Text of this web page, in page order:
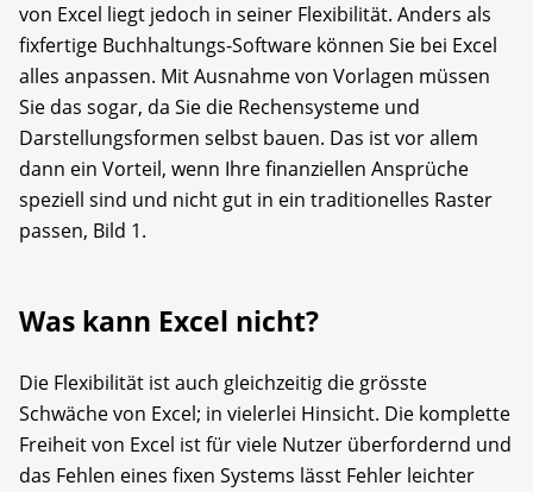
von Excel liegt jedoch in seiner Flexibilität. Anders als
fixfertige Buchhaltungs-Software können Sie bei Excel
alles anpassen. Mit Ausnahme von Vorlagen müssen
Sie das sogar, da Sie die Rechensysteme und
Darstellungsformen selbst bauen. Das ist vor allem
dann ein Vorteil, wenn Ihre finanziellen Ansprüche
speziell sind und nicht gut in ein traditionelles Raster
passen, Bild 1.
Was kann Excel nicht?
Die Flexibilität ist auch gleichzeitig die grösste
Schwäche von Excel; in vielerlei Hinsicht. Die komplette
Freiheit von Excel ist für viele Nutzer überfordernd und
das Fehlen eines fixen Systems lässt Fehler leichter